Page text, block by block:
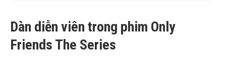
Dàn diễn viên trong phim Only
Friends The Series